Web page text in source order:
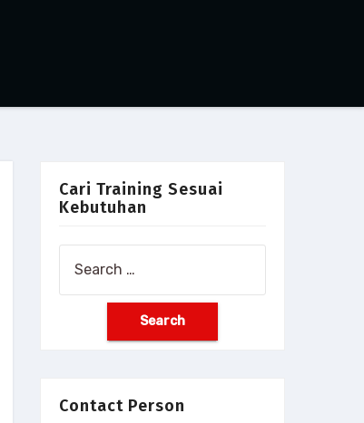
Cari Training Sesuai
Kebutuhan
Contact Person